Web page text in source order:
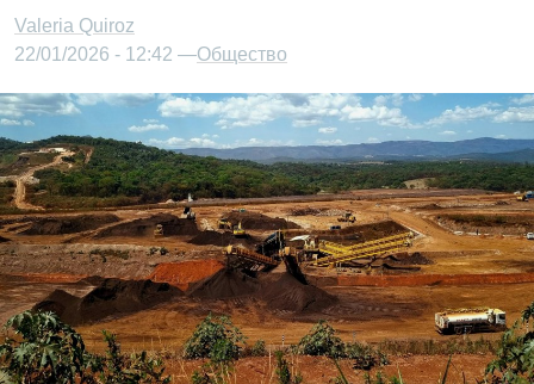
Valeria Quiroz
22/01/2026 - 12:42 —Общество